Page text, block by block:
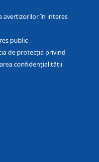
avertizorilor în interes
public
de protecția privind
confidențialității